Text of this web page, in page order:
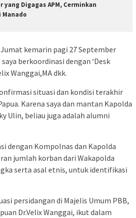
yang Digagas APM, Cerminkan
Manado
kemarin pagi 27 September
berkoordinasi dengan ‘Desk
Wanggai,MA dkk.
situasi dan kondisi terakhir
Karena saya dan mantan Kapolda
Ulin, beliau juga adalah alumni
dengan Kompolnas dan Kapolda
jumlah korban dari Wakapolda
serta asal etnis, untuk identifikasi
persidangan di Majelis Umum PBB,
Dr.Velix Wanggai, ikut dalam